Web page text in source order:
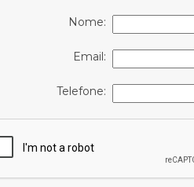
Nome:
Email:
Telefone: